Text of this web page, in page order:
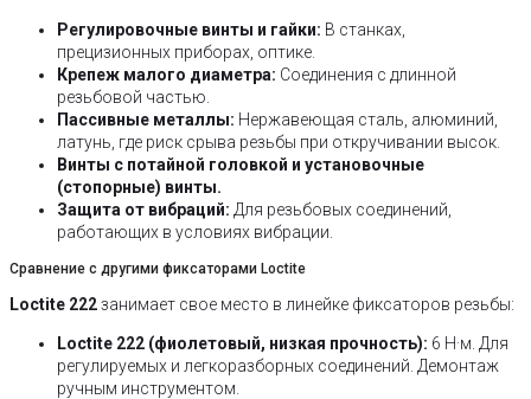
Регулировочные винты и гайки: В станках,
прецизионных приборах, оптике.
Крепеж малого диаметра: Соединения с длинной
резьбовой частью.
Пассивные металлы: Нержавеющая сталь, алюминий,
латунь, где риск срыва резьбы при откручивании высок.
Винты с потайной головкой и установочные
(стопорные) винты.
Защита от вибраций: Для резьбовых соединений,
работающих в условиях вибрации.
Сравнение с другими фиксаторами Loctite
Loctite 222занимает свое место в линейке фиксаторов резьбы:
Loctite 222 (фиолетовый, низкая прочность): 6 Н·м. Для
регулируемых и легкоразборных соединений. Демонтаж
ручным инструментом.